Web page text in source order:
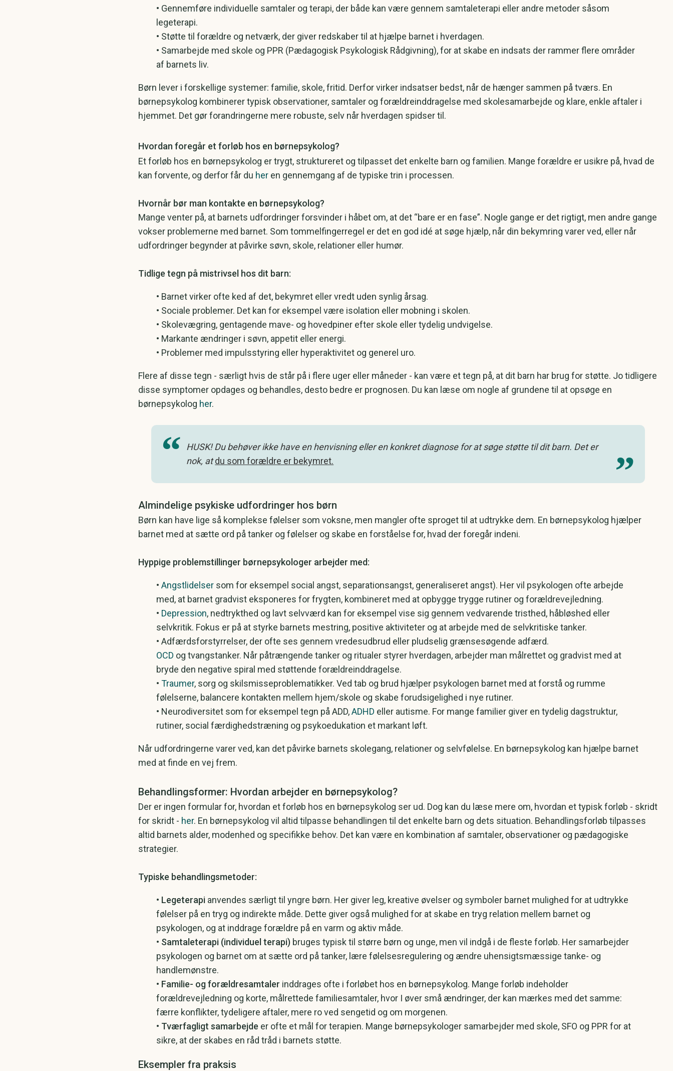
• Gennemføre individuelle samtaler og terapi, der både kan være gennem samtaleterapi eller andre metoder såsom
legeterapi.
• Støtte til forældre og netværk, der giver redskaber til at hjælpe barnet i hverdagen.
• Samarbejde med skole og PPR (Pædagogisk Psykologisk Rådgivning), for at skabe en indsats der rammer flere områder
af barnets liv.
Børn lever i forskellige systemer: familie, skole, fritid. Derfor virker indsatser bedst, når de hænger sammen på tværs. En
børnepsykolog kombinerer typisk observationer, samtaler og forældreinddragelse med skolesamarbejde og klare, enkle aftaler i
hjemmet. Det gør forandringerne mere robuste, selv når hverdagen spidser til.
Hvordan foregår et forløb hos en børnepsykolog?
Et forløb hos en børnepsykolog er trygt, struktureret og tilpasset det enkelte barn og familien. Mange forældre er usikre på, hvad de
kan forvente, og derfor får du her en gennemgang af de typiske trin i processen.
Hvornår bør man kontakte en børnepsykolog?
Mange venter på, at barnets udfordringer forsvinder i håbet om, at det “bare er en fase”. Nogle gange er det rigtigt, men andre gange
vokser problemerne med barnet. Som tommelfingerregel er det en god idé at søge hjælp, når din bekymring varer ved, eller når
udfordringer begynder at påvirke søvn, skole, relationer eller humør.
Tidlige tegn på mistrivsel hos dit barn:
• Barnet virker ofte ked af det, bekymret eller vredt uden synlig årsag.​
• Sociale problemer. Det kan for eksempel være isolation eller mobning i skolen.
• Skolevægring, gentagende mave- og hovedpiner efter skole eller tydelig undvigelse.
• Markante ændringer i søvn, appetit eller energi.
• Problemer med impulsstyring eller hyperaktivitet og generel uro.
Flere af disse tegn - særligt hvis de står på i flere uger eller måneder - kan være et tegn på, at dit barn har brug for støtte. Jo tidligere
disse symptomer opdages og behandles, desto bedre er prognosen. Du kan læse om nogle af grundene til at opsøge en
børnepsykolog her.
HUSK! Du behøver ikke have en henvisning eller en konkret diagnose for at søge støtte til dit barn. Det er
nok, atdu som forældre er bekymret.
Almindelige psykiske udfordringer hos børn
Børn kan have lige så komplekse følelser som voksne, men mangler ofte sproget til at udtrykke dem. En børnepsykolog hjælper
barnet med at sætte ord på tanker og følelser og skabe en forståelse for, hvad der foregår indeni.
Hyppige problemstillinger børnepsykologer arbejder med:
•Angstlidelser som for eksempel social angst, separationsangst, generaliseret angst). Her vil psykologen ofte arbejde
med, at barnet gradvist eksponeres for frygten, kombineret med at opbygge trygge rutiner og forældrevejledning.
​• Depression, nedtrykthed og lavt selvværd kan for eksempel vise sig gennem vedvarende tristhed, håbløshed eller
selvkritik. Fokus er på at styrke barnets mestring, positive aktiviteter og at arbejde med de selvkritiske tanker.
• Adfærdsforstyrrelser, der ofte ses gennem vredesudbrud eller pludselig grænsesøgende adfærd.
OCD og tvangstanker. Når påtrængende tanker og ritualer styrer hverdagen, arbejder man målrettet og gradvist med at
bryde den negative spiral med støttende forældreinddragelse.
​•Traumer, sorg og skilsmisseproblematikker. Ved tab og brud hjælper psykologen barnet med at forstå og rumme
følelserne, balancere kontakten mellem hjem/skole og skabe forudsigelighed i nye rutiner.
​• Neurodiversitet som for eksempel tegn på ADD,ADHD eller autisme. For mange familier giver en tydelig dagstruktur,
rutiner, social færdighedstræning og psykoedukation et markant løft.
​Når udfordringerne varer ved, kan det påvirke barnets skolegang, relationer og selvfølelse. En børnepsykolog kan hjælpe barnet
med at finde en vej frem.
​Behandlingsformer: Hvordan arbejder en børnepsykolog?
Der er ingen formular for, hvordan et forløb hos en børnepsykolog ser ud. Dog kan du læse mere om, hvordan et typisk forløb - skridt
for skridt - her. En børnepsykolog vil altid tilpasse behandlingen til det enkelte barn og dets situation. Behandlingsforløb tilpasses
altid barnets alder, modenhed og specifikke behov. Det kan være en kombination af samtaler, observationer og pædagogiske
strategier. ​
Typiske behandlingsmetoder:
​• Legeterapi anvendes særligt til yngre børn. Her giver leg, kreative øvelser og symboler barnet mulighed for at udtrykke
følelser på en tryg og indirekte måde. Dette giver også mulighed for at skabe en tryg relation mellem barnet og
psykologen, og at inddrage forældre på en varm og aktiv måde.
• Samtaleterapi (individuel terapi) bruges typisk til større børn og unge, men vil indgå i de fleste forløb. Her samarbejder
psykologen og barnet om at sætte ord på tanker, lære følelsesregulering og ændre uhensigtsmæssige tanke- og
handlemønstre.
• Familie- og forældresamtaler inddrages ofte i forløbet hos en børnepsykolog. Mange forløb indeholder
forældrevejledning og korte, målrettede familiesamtaler, hvor I øver små ændringer, der kan mærkes med det samme:
færre konflikter, tydeligere aftaler, mere ro ved sengetid og om morgenen.
​• Tværfagligt samarbejde er ofte et mål for terapien. Mange børnepsykologer samarbejder med skole, SFO og PPR for at
sikre, at der skabes en råd tråd i barnets støtte.
Eksempler fra praksis